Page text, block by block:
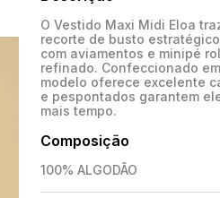
O Vestido Maxi Midi Eloa
recorte de busto
com aviamentos e minipé
refinado. Confeccionado
modelo oferece excelente
e pespontados garantem
mais tempo.
Composição
100% ALGODÃO